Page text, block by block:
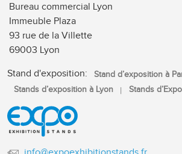
Bureau commercial Lyon
Immeuble Plaza
93 rue de la Villette
69003 Lyon
Stand d'exposition:
Stand d’exposition à
Stands d’exposition à Lyon
Stands